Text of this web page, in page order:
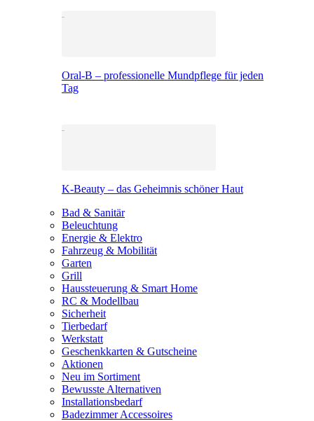
Oral-B – professionelle Mundpflege für jeden
Tag
K-Beauty – das Geheimnis schöner Haut
Bad & Sanitär
Beleuchtung
Energie & Elektro
Fahrzeug & Mobilität
Garten
Grill
Haussteuerung & Smart Home
RC & Modellbau
Sicherheit
Tierbedarf
Werkstatt
Geschenkkarten & Gutscheine
Aktionen
Neu im Sortiment
Bewusste Alternativen
Installationsbedarf
Badezimmer Accessoires